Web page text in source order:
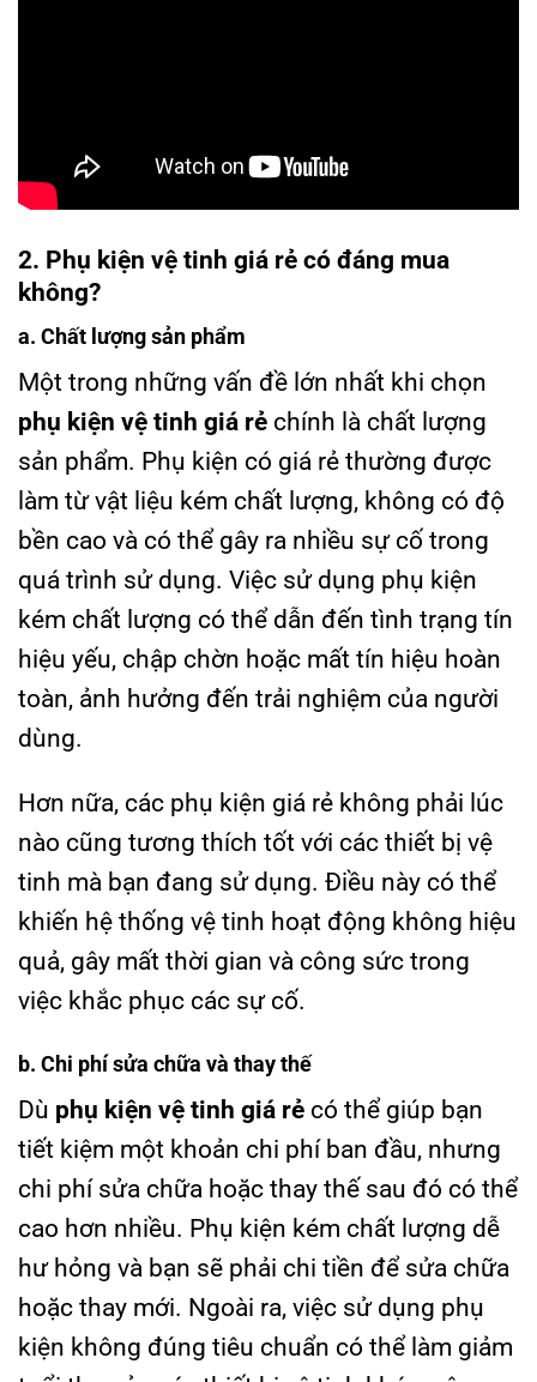
2. Phụ kiện vệ tinh giá rẻ có đáng mua
không?
a. Chất lượng sản phẩm
Một trong những vấn đề lớn nhất khi chọn
phụ kiện vệ tinh giá rẻ chính là chất lượng
sản phẩm. Phụ kiện có giá rẻ thường được
làm từ vật liệu kém chất lượng, không có độ
bền cao và có thể gây ra nhiều sự cố trong
quá trình sử dụng. Việc sử dụng phụ kiện
kém chất lượng có thể dẫn đến tình trạng tín
hiệu yếu, chập chờn hoặc mất tín hiệu hoàn
toàn, ảnh hưởng đến trải nghiệm của người
dùng.
Hơn nữa, các phụ kiện giá rẻ không phải lúc
nào cũng tương thích tốt với các thiết bị vệ
tinh mà bạn đang sử dụng. Điều này có thể
khiến hệ thống vệ tinh hoạt động không hiệu
quả, gây mất thời gian và công sức trong
việc khắc phục các sự cố.
b. Chi phí sửa chữa và thay thế
Dù phụ kiện vệ tinh giá rẻ có thể giúp bạn
tiết kiệm một khoản chi phí ban đầu, nhưng
chi phí sửa chữa hoặc thay thế sau đó có thể
cao hơn nhiều. Phụ kiện kém chất lượng dễ
hư hỏng và bạn sẽ phải chi tiền để sửa chữa
hoặc thay mới. Ngoài ra, việc sử dụng phụ
kiện không đúng tiêu chuẩn có thể làm giảm